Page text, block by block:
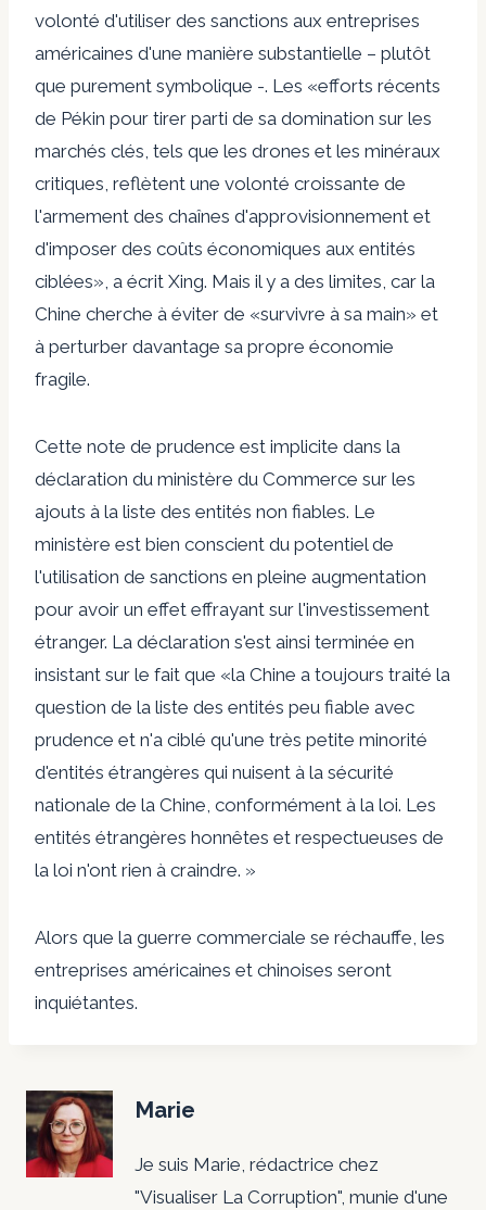
volonté d'utiliser des sanctions aux entreprises
américaines d'une manière substantielle – plutôt
que purement symbolique -. Les «efforts récents
de Pékin pour tirer parti de sa domination sur les
marchés clés, tels que les drones et les minéraux
critiques, reflètent une volonté croissante de
l'armement des chaînes d'approvisionnement et
d'imposer des coûts économiques aux entités
ciblées», a écrit Xing. Mais il y a des limites, car la
Chine cherche à éviter de «survivre à sa main» et
à perturber davantage sa propre économie
fragile.
Cette note de prudence est implicite dans la
déclaration du ministère du Commerce sur les
ajouts à la liste des entités non fiables. Le
ministère est bien conscient du potentiel de
l'utilisation de sanctions en pleine augmentation
pour avoir un effet effrayant sur l'investissement
étranger. La déclaration s'est ainsi terminée en
insistant sur le fait que «la Chine a toujours traité la
question de la liste des entités peu fiable avec
prudence et n'a ciblé qu'une très petite minorité
d'entités étrangères qui nuisent à la sécurité
nationale de la Chine, conformément à la loi. Les
entités étrangères honnêtes et respectueuses de
la loi n'ont rien à craindre. »
Alors que la guerre commerciale se réchauffe, les
entreprises américaines et chinoises seront
inquiétantes.
Marie
Je suis Marie, rédactrice chez
"Visualiser La Corruption", munie d'une